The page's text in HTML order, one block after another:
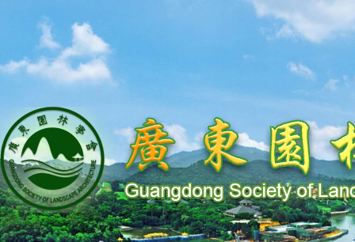
关于同意96位个人为广东园林学会个人会员的通知